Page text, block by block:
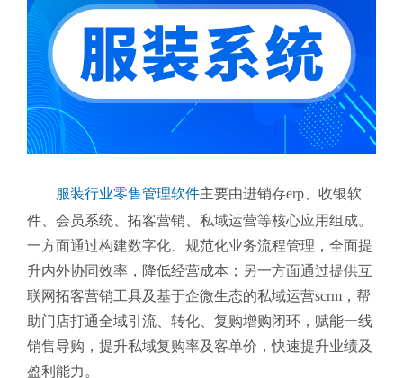
服装行业零售管理软件主要由进销存erp、收银软
件、会员系统、拓客营销、私域运营等核心应用组成。
一方面通过构建数字化、规范化业务流程管理，全面提
升内外协同效率，降低经营成本；另一方面通过提供互
联网拓客营销工具及基于企微生态的私域运营scrm，帮
助门店打通全域引流、转化、复购增购闭环，赋能一线
销售导购，提升私域复购率及客单价，快速提升业绩及
盈利能力。